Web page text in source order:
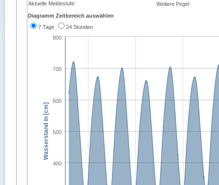
Aktuelle Meldestufe:
Weitere Pegel
Diagramm Zeitbereich auswählen
7 Tage
24 Stunden
Wasserstand in [cm]
400
500
600
700
800